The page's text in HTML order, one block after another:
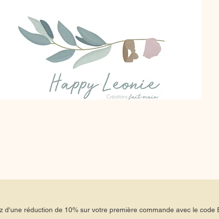
d'une réduction de 10% sur votre première commande avec le code